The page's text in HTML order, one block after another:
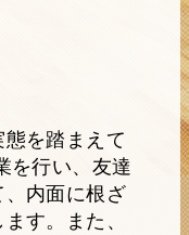
を踏まえて
を行い、友達
、内面に根ざ
す。また、